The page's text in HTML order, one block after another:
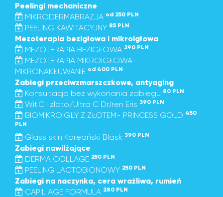
Peelingi mechaniczne
MIKRODERMABRAZJA od 250 PLN
PEELING KAWITACYJNY 85 PLN
Mezoterapia bezigłowa i mikroigłowa
MEZOTERAPIA BEZIGŁOWA 290 PLN
MEZOTERAPIA MIKROIGŁOWA-
MIKRONAKŁUWANIE od 400 PLN
Zabiegi przeciwzmarszczkowe, antyaging
Konsultacja bez wykonania zabiegu 80 PLN
Wit.C i złoto/Ultra C Dr.Iren Eris 390 PLN
BIOMIKROIGŁY Z ZŁOTEM- PRINCESS GOLD 450
PLN
Glass skin Koreański Blask 390 PLN
Zabiegi nawilżające
DERMA COLLAGE 250 PLN
PEELING LACTOBIONOWY 250 PLN
Zabiegi na naczynka, cera wrażliwa, rumień
CAPIL AGE FORMULA 280 PLN